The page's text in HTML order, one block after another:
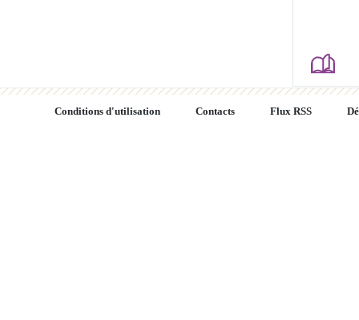
Conditions d'utilisation Contacts Flux RSS